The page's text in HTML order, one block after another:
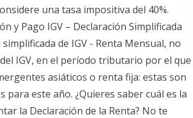
una tasa impositiva del 40%.
y Pago IGV – Declaración Simplificada
de IGV - Renta Mensual, no
IGV, en el período tributario por el que
asiáticos o renta fija: estas son
este año. ¿Quieres saber cuál es la
la Declaración de la Renta? No te